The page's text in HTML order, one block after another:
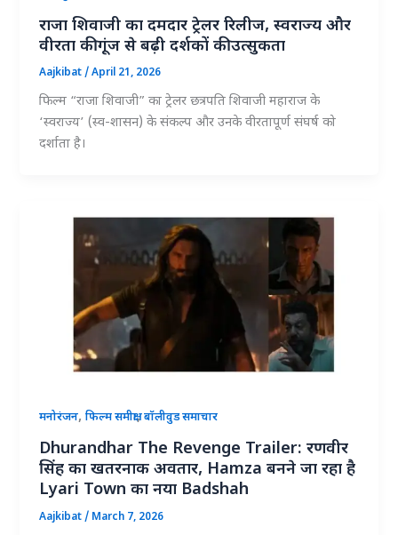
राजा शिवाजी का दमदार ट्रेलर रिलीज, स्वराज्य और
वीरता की गूंज से बढ़ी दर्शकों की उत्सुकता
Aajkibat/April 21, 2026
फिल्म “राजा शिवाजी” का ट्रेलर छत्रपति शिवाजी महाराज के
‘स्वराज्य’ (स्व-शासन) के संकल्प और उनके वीरतापूर्ण संघर्ष को
दर्शाता है।
मनोरंजन,फिल्म समीक्षा,बॉलीवुड समाचार
Dhurandhar The Revenge Trailer: रणवीर
सिंह का खतरनाक अवतार, Hamza बनने जा रहा है
Lyari Town का नया Badshah
Aajkibat/ March 7, 2026